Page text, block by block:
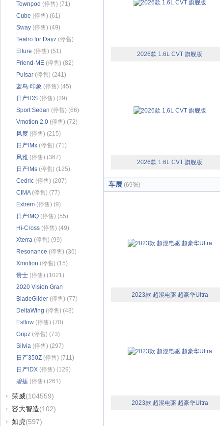
Townpod (停售) (71)
Cube (停售) (61)
Sway (停售) (49)
Teatro for Dayz (停售)
(34)
Ellure (停售) (51)
Friend-ME (停售) (82)
Pulsar (停售) (241)
蓝鸟·印象 (停售) (45)
日产IDS (停售) (39)
Sport Sedan (停售) (66)
Vmotion 2.0 (停售) (72)
风度 (停售) (215)
日产IMx (停售) (71)
风雅 (停售) (367)
日产IMs (停售) (125)
Cedric (停售) (207)
CIMA(停售) (77)
Extrem (停售) (9)
日产IMQ (停售) (55)
Hi-Cross (停售) (49)
Xterra (停售) (99)
Resonance (停售) (36)
Xmotion (停售) (15)
贵士 (停售) (1021)
2020 Vision Gran
Turismo(停售) (26)
BladeGlider (停售) (77)
DeltaWing (停售) (48)
Esflow (停售) (70)
Gripz (停售) (73)
Silvia (停售) (297)
日产350Z (停售) (711)
日产IDX (停售) (129)
碧莲 (停售) (261)
荣威(104559)
容大智造(102)
如虎(597)
2026款 1.6L CVT 旗舰版
2026款 1.6L CVT 旗舰版
车展 (69张)
2023款 超混电驱 超豪华Ultra
2023款 超混电驱 超豪华Ultra